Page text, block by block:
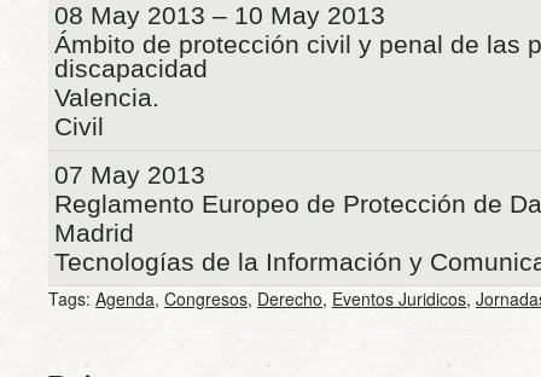
08 May 2013 – 10 May 2013
Ámbito de protección civil y penal de las
discapacidad
Valencia.
Civil
07 May 2013
Reglamento Europeo de Protección de
Madrid
Tecnologías de la Información y
Tags: Agenda, Congresos, Derecho, Eventos Juridicos,